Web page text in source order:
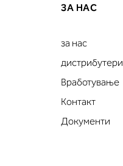
ЗА НАС
за нас
дистрибутери
Вработување
Контакт
Документи